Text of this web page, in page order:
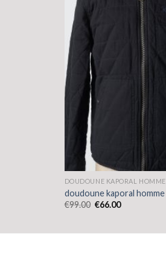
DOUDOUNE KAPORAL HOMME
doudoune kaporal homme
€99.00 €66.00